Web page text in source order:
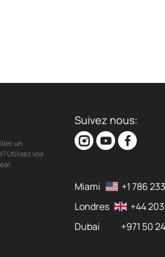
un
Utilisez vos
Suivez nous:
Miami
+1 786
Londres
+44
Dubai
+971 50